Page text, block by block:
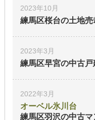
2023年10月
練馬区桜台の土地売
2023年3月
練馬区早宮の中古戸
2022年3月
オーベル氷川台
練馬区羽沢の中古マ